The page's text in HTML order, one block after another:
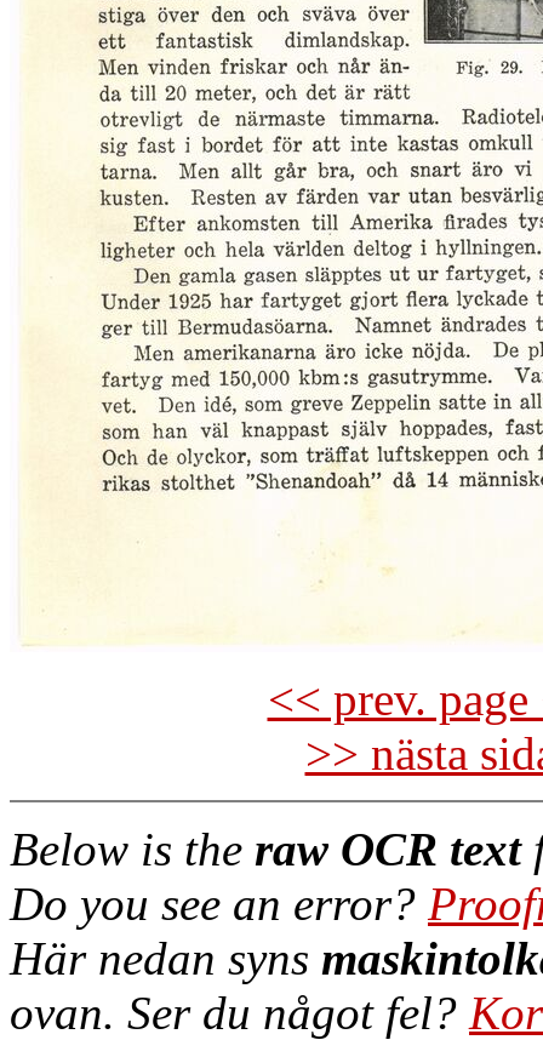
<< prev.
>> nästa
Below is the raw OCR text
Do you see an error?
Här nedan syns
ovan. Ser du något fel?